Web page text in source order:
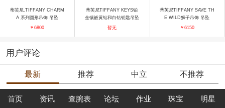
蒂芙尼.TIFFANY CHARM
A 系列圆形吊饰 吊坠
￥6800
蒂芙尼TIFFANY KEYS铂
金镶嵌黄钻和白钻钥匙吊坠
项链
暂无
蒂芙尼TIFFANY SAVE TH
E WILD狮子吊饰 吊坠
￥6150
用户评论
最新 推荐 中立 不推荐
首页 资讯 查腕表 论坛 作业 珠宝 明星